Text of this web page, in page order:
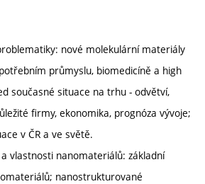
nové molekulární materiály
průmyslu, biomedicíně a high
současné situace na trhu - odvětví,
firmy, ekonomika, prognóza vývoje;
v ČR a ve světě.
vlastnosti nanomateriálů: základní
nanostrukturované